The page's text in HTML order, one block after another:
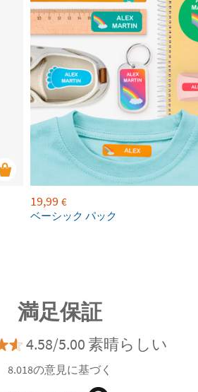
19,99 €
ベーシック パック
満足保証
4.58/5.00 素晴らしい
8.018の意見に基づく